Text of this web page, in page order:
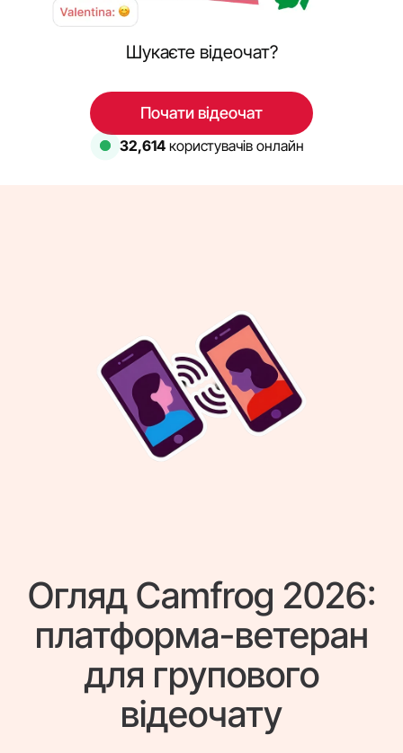
Шукаєте відеочат?
Почати відеочат
32,614користувачів онлайн
Огляд Camfrog 2026:
платформа-ветеран
для групового
відеочату